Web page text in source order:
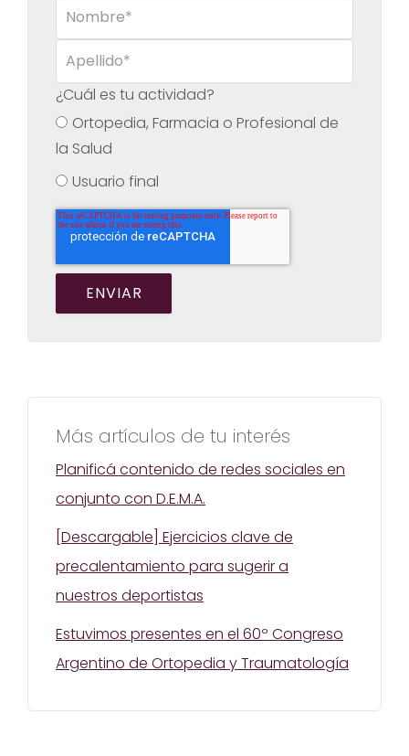
¿Cuál es tu actividad?
Ortopedia, Farmacia o Profesional de
la Salud
Usuario final
Más artículos de tu interés
Planificá contenido de redes sociales en
conjunto con D.E.M.A.
[Descargable] Ejercicios clave de
precalentamiento para sugerir a
nuestros deportistas
Estuvimos presentes en el 60º Congreso
Argentino de Ortopedia y Traumatología